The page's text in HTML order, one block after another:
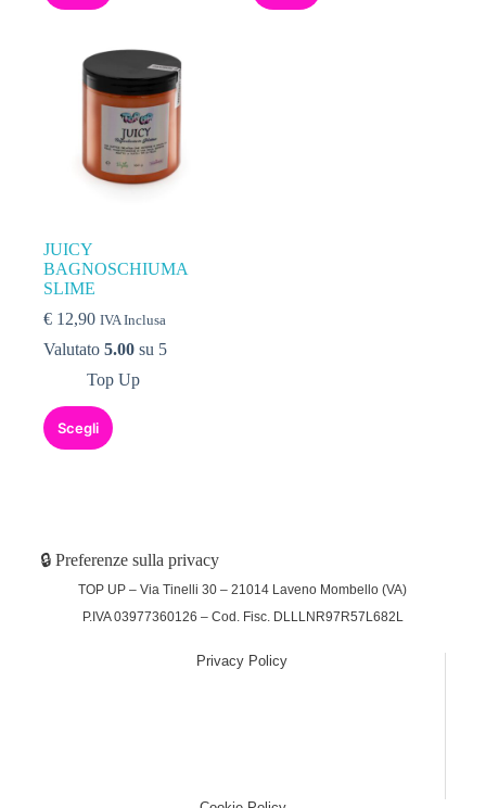
JUICY
BAGNOSCHIUMA
SLIME
€ 12,90 IVA Inclusa
Valutato 5.00 su 5
Top Up
Scegli
🔒 Preferenze sulla privacy
TOP UP – Via Tinelli 30 – 21014 Laveno Mombello (VA)
P.IVA 03977360126 – Cod. Fisc. DLLLNR97R57L682L
Privacy Policy